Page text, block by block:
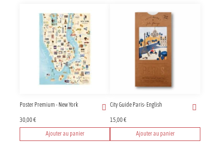
Poster Premium - New York
30,00€
Ajouter au panier
City Guide Paris- English
15,00€
Ajouter au panier